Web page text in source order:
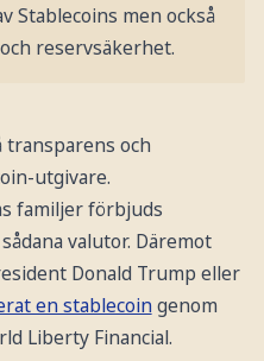
Stablecoins men också
reservsäkerhet.
transparens och
utgivare.
familjer förbjuds
valutor. Däremot
Donald Trump eller
en stablecoingenom
Liberty Financial.